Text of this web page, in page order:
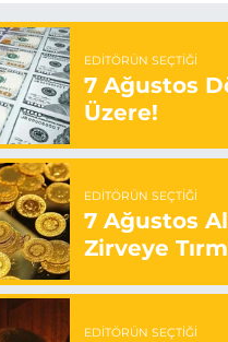
EDITÖRÜN SEÇTIĞI
7 Ağustos
Üzere!
EDITÖRÜN SEÇTIĞI
7 Ağustos
Zirveye
EDITÖRÜN SEÇTIĞI